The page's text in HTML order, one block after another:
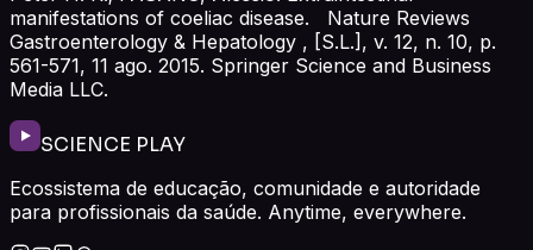
manifestations of coeliac disease. Nature Reviews
Gastroenterology & Hepatology , [S.L.], v. 12, n. 10, p.
561-571, 11 ago. 2015. Springer Science and Business
Media LLC.
SCIENCE PLAY
Ecossistema de educação, comunidade e autoridade
para profissionais da saúde. Anytime, everywhere.